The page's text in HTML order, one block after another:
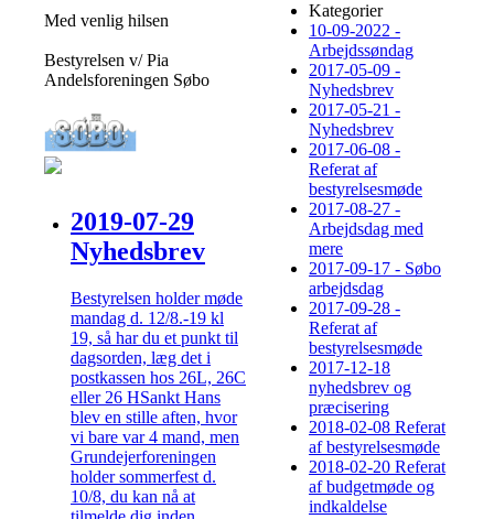
Med venlig hilsen
Bestyrelsen v/ Pia
Andelsforeningen Søbo
2019-07-29
Nyhedsbrev
Bestyrelsen holder møde
mandag d. 12/8.-19 kl
19, så har du et punkt til
dagsorden, læg det i
postkassen hos 26L, 26C
eller 26 HSankt Hans
blev en stille aften, hvor
vi bare var 4 mand, men
Grundejerforeningen
holder sommerfest d.
10/8, du kan nå at
Kategorier
10-09-2022 -
Arbejdssøndag
2017-05-09 -
Nyhedsbrev
2017-05-21 -
Nyhedsbrev
2017-06-08 -
Referat af
bestyrelsesmøde
2017-08-27 -
Arbejdsdag med
mere
2017-09-17 - Søbo
arbejdsdag
2017-09-28 -
Referat af
bestyrelsesmøde
2017-12-18
nyhedsbrev og
præcisering
2018-02-08 Referat
af bestyrelsesmøde
2018-02-20 Referat
af budgetmøde og
indkaldelse